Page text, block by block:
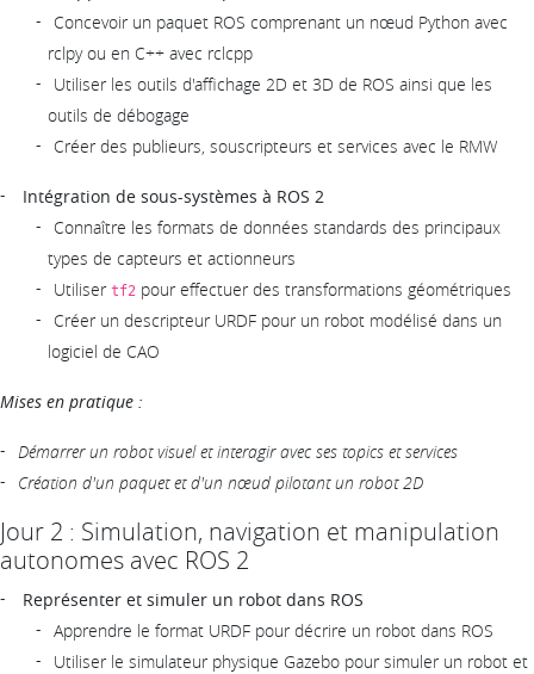
Concevoir un paquet ROS comprenant un nœud Python avec
rclpy ou en C++ avec rclcpp
Utiliser les outils d'affichage 2D et 3D de ROS ainsi que les
outils de débogage
Créer des publieurs, souscripteurs et services avec le RMW
Intégration de sous-systèmes à ROS 2
Connaître les formats de données standards des principaux
types de capteurs et actionneurs
Utiliser tf2 pour effectuer des transformations géométriques
Créer un descripteur URDF pour un robot modélisé dans un
logiciel de CAO
Mises en pratique :
Démarrer un robot visuel et interagir avec ses topics et services
Création d'un paquet et d'un nœud pilotant un robot 2D
Jour 2 : Simulation, navigation et manipulation
autonomes avec ROS 2
Représenter et simuler un robot dans ROS
Apprendre le format URDF pour décrire un robot dans ROS
Utiliser le simulateur physique Gazebo pour simuler un robot et